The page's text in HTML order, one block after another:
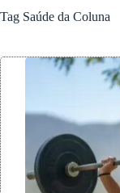
Tag Saúde da Coluna